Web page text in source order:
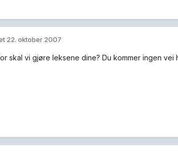
22. oktober 2007
skal vi gjøre leksene dine? Du kommer ingen